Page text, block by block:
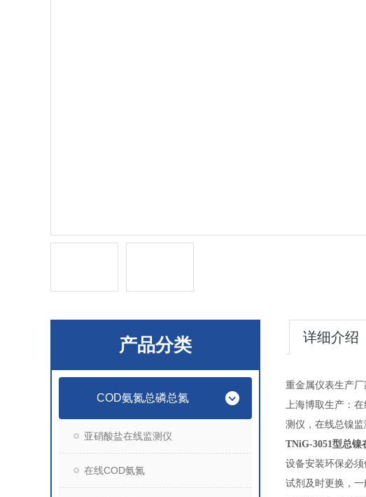
产品分类
COD氨氮总磷总氮
亚硝酸盐在线监测仪
在线COD氨氮
详细介绍
重金属仪表生产厂
上海博取生产：在
测仪 ， 在线总镍监
TNiG-3051型总镍
设备安装环保必
试剂及时更换，